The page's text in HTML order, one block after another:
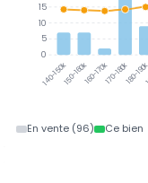
140-150k150-160k160-170k170-180k180-
15
10
5
0
En vente (96) Ce bien